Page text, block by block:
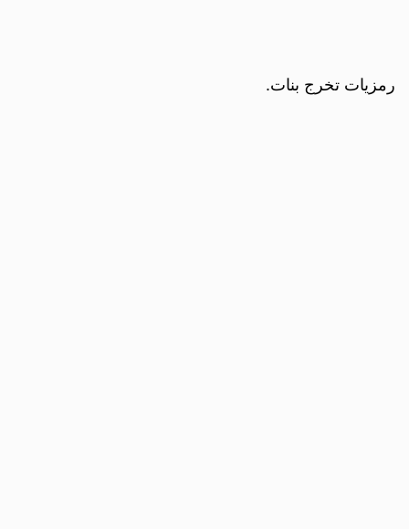
رمزيات تخرج بنات.